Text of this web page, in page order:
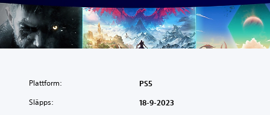
Plattform: PS5
Släpps: 18-9-2023